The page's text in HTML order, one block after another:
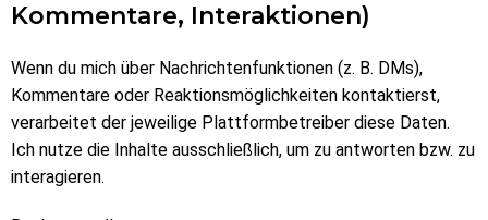
Kommentare, Interaktionen)
Wenn du mich über Nachrichtenfunktionen (z. B. DMs),
Kommentare oder Reaktionsmöglichkeiten kontaktierst,
verarbeitet der jeweilige Plattformbetreiber diese Daten.
Ich nutze die Inhalte ausschließlich, um zu antworten bzw. zu
interagieren.